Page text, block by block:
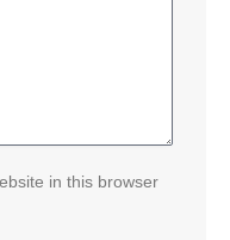
in this browser